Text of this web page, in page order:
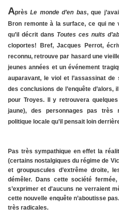
AprèsLe monde d’en bas, que
Bron remonte à la surface, ce qui
qu’il décrit dans Toutes ces nuits
cloportes! Bref, Jacques Perrot,
reconnu, retrouve par hasard une
jeunes années et un événement
auparavant, le viol et l’assassinat
des conclusions de l’enquête
pour Troyes. Il y retrouvera
jaune), des personnages pas très
politique locale qu’il pensait loin
Pas très sympathique en effet la
(certains nostalgiques du régime de
et groupuscules d’extrême droite,
démêler. Dans cette société
s’exprimer et d'aucuns ne verraient
cette nouvelle enquête n’aboutisse
très radicales.